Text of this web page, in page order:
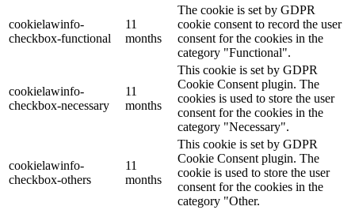
cookielawinfo-
checkbox-functional
11
months
The cookie is set by GDPR
cookie consent to record the user
consent for the cookies in the
category "Functional".
cookielawinfo-
checkbox-necessary
11
months
This cookie is set by GDPR
Cookie Consent plugin. The
cookies is used to store the user
consent for the cookies in the
category "Necessary".
cookielawinfo-
checkbox-others
11
months
This cookie is set by GDPR
Cookie Consent plugin. The
cookie is used to store the user
consent for the cookies in the
category "Other.